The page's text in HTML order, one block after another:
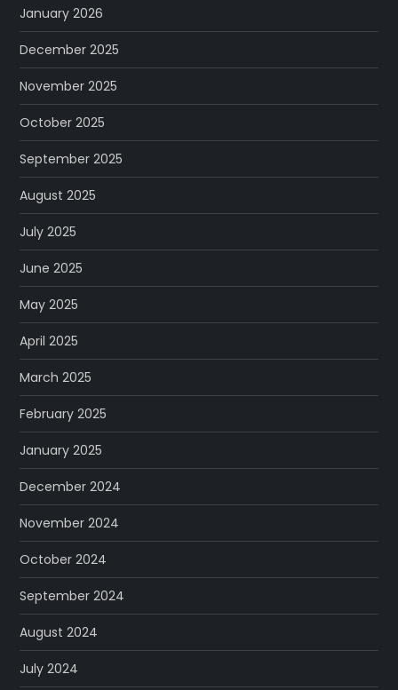
January 2026
December 2025
November 2025
October 2025
September 2025
August 2025
July 2025
June 2025
May 2025
April 2025
March 2025
February 2025
January 2025
December 2024
November 2024
October 2024
September 2024
August 2024
July 2024